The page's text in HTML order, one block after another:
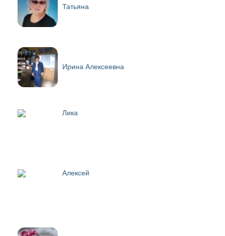
Татьяна
Ирина Алексеевна
Лика
Алексей